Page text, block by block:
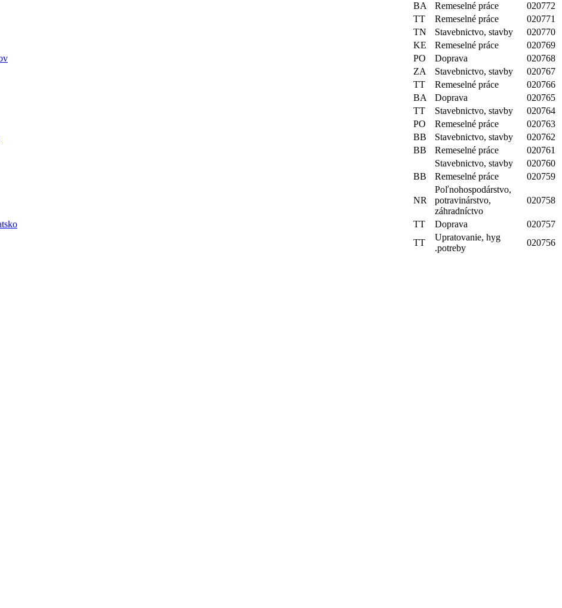
BA Remeselné práce
020772
TT Remeselné práce
020771
TN Stavebnictvo, stavby
020770
KE Remeselné práce
020769
PO Doprava
020768
ZA Stavebnictvo, stavby
020767
TT Remeselné práce
020766
BA Doprava
020765
TT Stavebnictvo, stavby
020764
PO Remeselné práce
020763
BB Stavebnictvo, stavby
020762
BB Remeselné práce
020761
Stavebnictvo, stavby
020760
BB Remeselné práce 020759
NR
Poľnohospodárstvo,
potravinárstvo,
záhradníctvo
020758
TT Doprava
020757
TT
Upratovanie, hyg
.potreby
020756